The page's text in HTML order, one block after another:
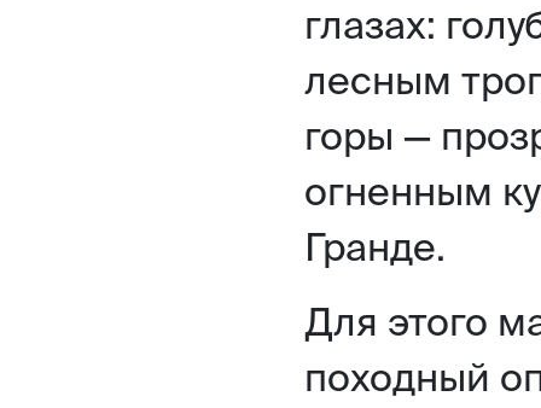
глазах:
лесным
горы —
огненным
Гранде.
Для этого
походный